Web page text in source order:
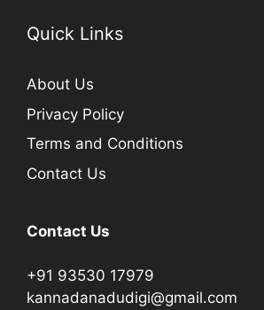
Quick Links
About Us
Privacy Policy
Terms and Conditions
Contact Us
Contact Us
+91 93530 17979
kannadanadudigi@gmail.com